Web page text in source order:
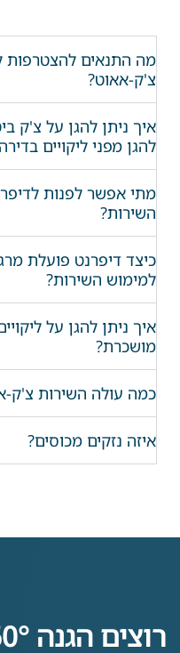
מה התנאים להצטרפות
צ'ק-אאוט?
איך ניתן להגן על צ'ק
להגן מפני ליקויים
מתי אפשר לפנות
השירות?
כיצד דיפרנט פועלת
למימוש השירות?
איך ניתן להגן על
מושכרת?
כמה עולה השירות צ'ק-
איזה נזקים מכוסים?